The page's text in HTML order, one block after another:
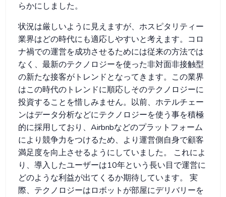
らかにしました。
状況は厳しいように見えますが、ホスピタリティー
業界はどの時代にも適応しやすいと考えます。コロ
ナ禍での運営を成功させるためには従来の方法では
なく、最新のテクノロジーを使った非対面非接触型
の新たな接客がトレンドとなってきます。この業界
はこの時代のトレンドに順応しそのテクノロジーに
投資することを惜しみません。以前、ホテルチェー
ンはデータ分析などにテクノロジーを使う事を積極
的に採用しており、Airbnbなどのプラットフォーム
により競争力をつけるため、より運営側自身で顧客
満足度を向上させるようにしていました。 これによ
り、導入したユーザーは10年という長い目で運営に
どのような利益が出てくるか期待しています。 実
際、テクノロジーはロボットが部屋にデリバリーを